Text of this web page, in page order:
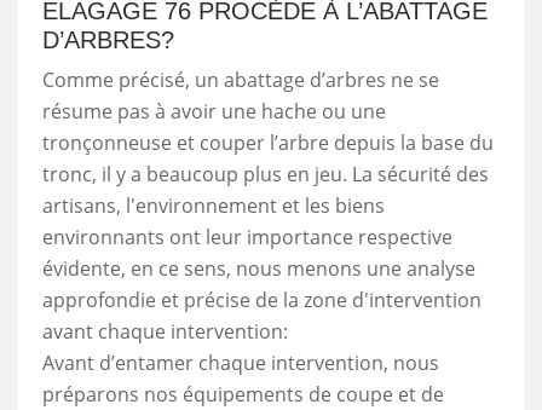
ELAGAGE 76 PROCÈDE À L’ABATTAGE
D’ARBRES?
Comme précisé, un abattage d’arbres ne se
résume pas à avoir une hache ou une
tronçonneuse et couper l’arbre depuis la base du
tronc, il y a beaucoup plus en jeu. La sécurité des
artisans, l'environnement et les biens
environnants ont leur importance respective
évidente, en ce sens, nous menons une analyse
approfondie et précise de la zone d'intervention
avant chaque intervention:
Avant d’entamer chaque intervention, nous
préparons nos équipements de coupe et de